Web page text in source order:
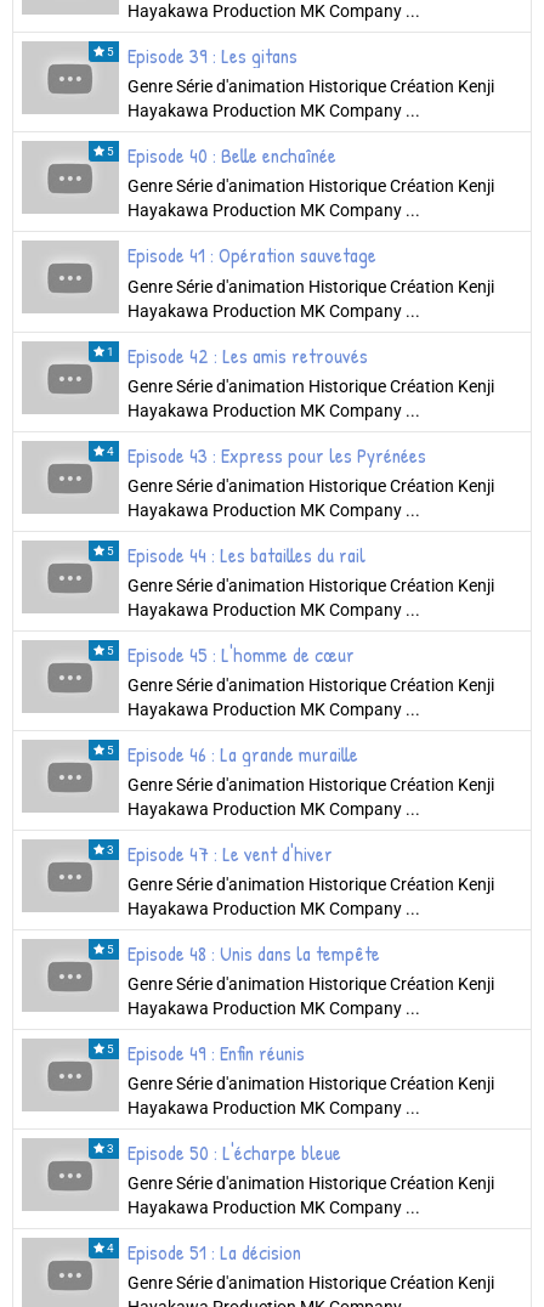
Hayakawa Production MK Company ...
5 Episode 39 : Les gitans
Genre Série d'animation Historique Création Kenji
Hayakawa Production MK Company ...
5 Episode 40 : Belle enchaînée
Genre Série d'animation Historique Création Kenji
Hayakawa Production MK Company ...
Episode 41 : Opération sauvetage
Genre Série d'animation Historique Création Kenji
Hayakawa Production MK Company ...
1 Episode 42 : Les amis retrouvés
Genre Série d'animation Historique Création Kenji
Hayakawa Production MK Company ...
4 Episode 43 : Express pour les Pyrénées
Genre Série d'animation Historique Création Kenji
Hayakawa Production MK Company ...
5 Episode 44 : Les batailles du rail
Genre Série d'animation Historique Création Kenji
Hayakawa Production MK Company ...
5 Episode 45 : L'homme de cœur
Genre Série d'animation Historique Création Kenji
Hayakawa Production MK Company ...
5 Episode 46 : La grande muraille
Genre Série d'animation Historique Création Kenji
Hayakawa Production MK Company ...
3 Episode 47 : Le vent d'hiver
Genre Série d'animation Historique Création Kenji
Hayakawa Production MK Company ...
5 Episode 48 : Unis dans la tempête
Genre Série d'animation Historique Création Kenji
Hayakawa Production MK Company ...
5 Episode 49 : Enfin réunis
Genre Série d'animation Historique Création Kenji
Hayakawa Production MK Company ...
3 Episode 50 : L'écharpe bleue
Genre Série d'animation Historique Création Kenji
Hayakawa Production MK Company ...
4 Episode 51 : La décision
Genre Série d'animation Historique Création Kenji